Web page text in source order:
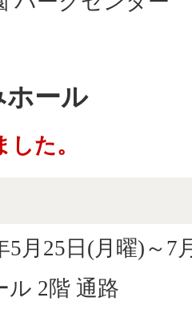
ホール
た。
5月25日(月曜)～7
ル 2階 通路